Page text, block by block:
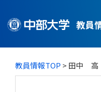
教員
教員情報TOP > 田中 高